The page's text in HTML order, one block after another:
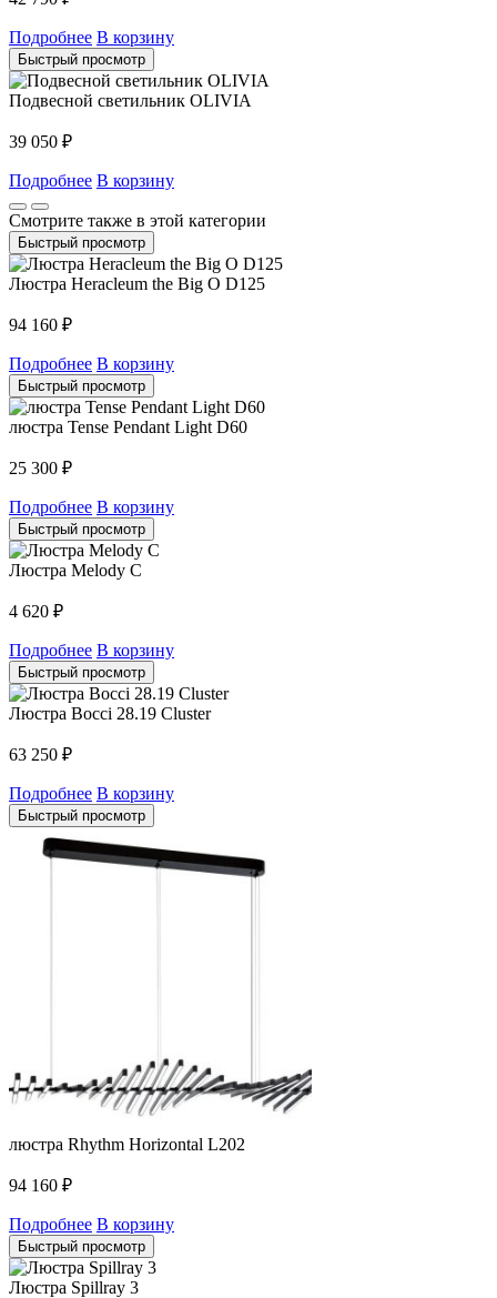
Подробнее В корзину
Быстрый просмотр
Подвесной светильник OLIVIA
39 050 ₽
Подробнее В корзину
Смотрите также в этой категории
Быстрый просмотр
Люстра Heracleum the Big O D125
94 160 ₽
Подробнее В корзину
Быстрый просмотр
люстра Tense Pendant Light D60
25 300 ₽
Подробнее В корзину
Быстрый просмотр
Люстра Melody C
4 620 ₽
Подробнее В корзину
Быстрый просмотр
Люстра Bocci 28.19 Cluster
63 250 ₽
Подробнее В корзину
Быстрый просмотр
люстра Rhythm Horizontal L202
94 160 ₽
Подробнее В корзину
Быстрый просмотр
Люстра Spillray 3